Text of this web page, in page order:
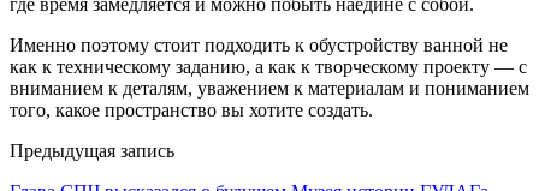
где время замедляется и можно побыть наедине с собой.
Именно поэтому стоит подходить к обустройству ванной не
как к техническому заданию, а как к творческому проекту — с
вниманием к деталям, уважением к материалам и пониманием
того, какое пространство вы хотите создать.
Предыдущая запись